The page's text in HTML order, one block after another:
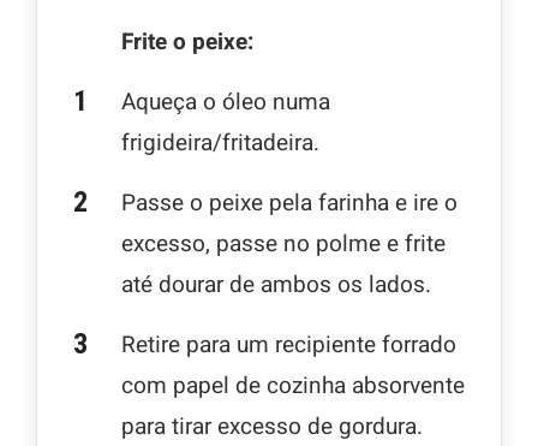
Frite o peixe:
Aqueça o óleo numa
frigideira/fritadeira.
Passe o peixe pela farinha e ire o
excesso, passe no polme e frite
até dourar de ambos os lados.
Retire para um recipiente forrado
com papel de cozinha absorvente
para tirar excesso de gordura.